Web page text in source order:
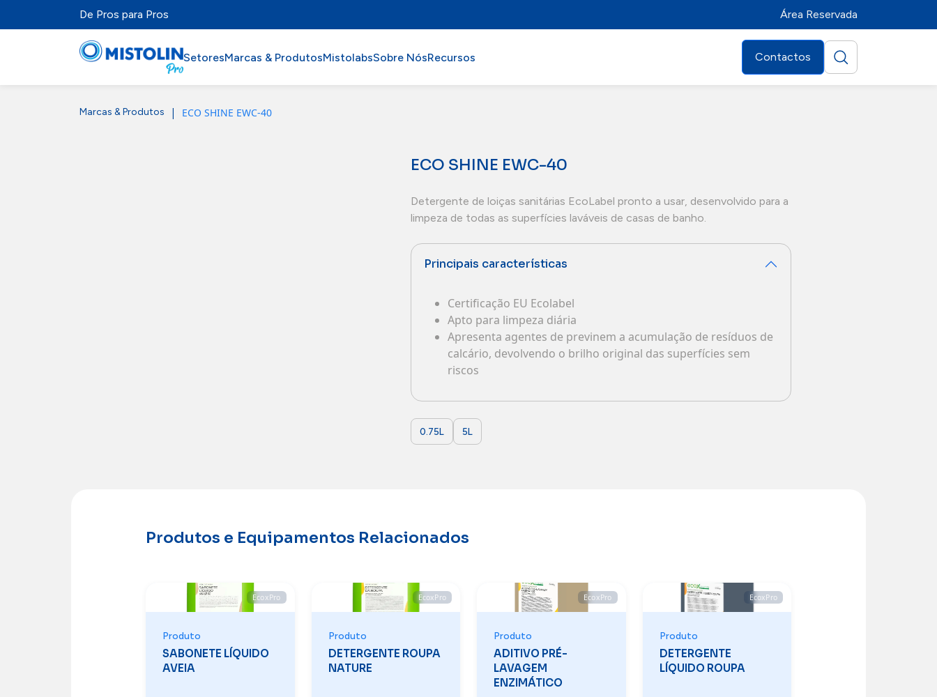
De Pros para Pros Área Reservada
SetoresMarcas & ProdutosMistolabsSobre NósRecursos Contactos
Setores
Contactos
Marcas & Produtos | ECO SHINE EWC-40
ECO SHINE EWC-40
Detergente de loiças sanitárias EcoLabel pronto a usar, desenvolvido para a
limpeza de todas as superfícies laváveis de casas de banho.
Principais características
Certificação EU Ecolabel
Apto para limpeza diária
Apresenta agentes de previnem a acumulação de resíduos de
calcário, devolvendo o brilho original das superfícies sem
riscos
0.75L 5L
Produtos e Equipamentos Relacionados
EcoxPro
Produto
SABONETE LÍQUIDO
AVEIA
EcoxPro
Produto
DETERGENTE ROUPA
NATURE
EcoxPro
Produto
ADITIVO PRÉ-
LAVAGEM
ENZIMÁTICO
EcoxPro
Produto
DETERGENTE
LÍQUIDO ROUPA